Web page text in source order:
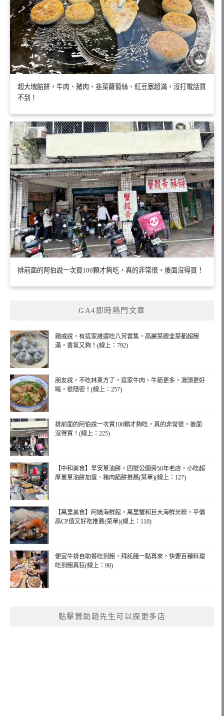
超大塊餡餅，牛肉、豬肉、韭菜蘿蔔絲、紅豆塞超滿，沒打電話買
不到！
排前面的阿伯說一次買100顆才夠吃，真的非常很，後面沒得買！
GA4即時熱門文章
親戚說，有這家誰還吃八芳雲集，高麗菜跟韭菜都超飽
滿，香氣又夠！(線上：792)
朋友說，不吃林東方了，這家牛肉、牛筋更多，湯頭更好
喝，很隱密！(線上：257)
排前面的阿伯說一次買100顆才夠吃，真的非常很，後面
沒得買！(線上：225)
【中和美食】早安蔥油餅，四號公園旁50年老店，小吃超
厚重蔥油餅加蛋、豬肉餡餅推薦(菜單)(線上：127)
【萬里美食】阿嬌海鮮館，萬里蟹和巨大海鮮米粉，平價
高CP值又好吃推薦(菜單)(線上：110)
便宜牛排自助餐吃到飽，拜託餓一點再來，快要百種料理
吃到飽真狂(線上：98)
點擊贊助趙先生可以探更多店